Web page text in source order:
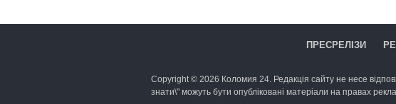
ПРЕСРЕЛІЗИ
Copyright © 2026 Коломия 24. Редакція сайту не несе
знати\" можуть бути опубліковані матеріали на правах